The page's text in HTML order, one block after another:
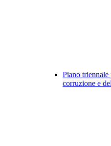
Piano triennale
corruzione e